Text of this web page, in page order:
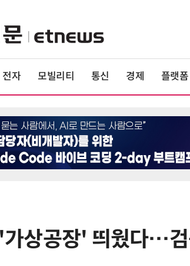
전자 모빌리티 통신 경제 플랫
가상공장' 띄웠다…